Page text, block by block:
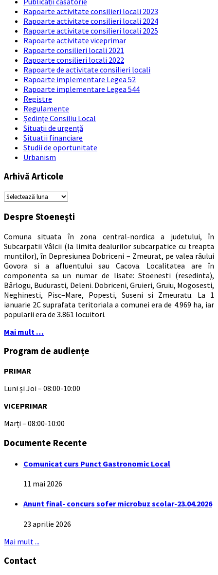
Rapoarte activitate consilieri locali 2023
Rapoarte activitate consilieri locali 2024
Rapoarte activitate consilieri locali 2025
Rapoarte activitate viceprimar
Rapoarte consilieri locali 2021
Rapoarte consilieri locali 2022
Rapoarte de activitate consilieri locali
Rapoarte implementare Legea 52
Rapoarte implementare Legea 544
Registre
Regulamente
Ședințe Consiliu Local
Situații de urgență
Situatii financiare
Studii de oportunitate
Urbanism
Arhivă Articole
Arhivă
Despre Stoenești
Comuna situata în zona central-nordica a judetului, în
Subcarpatii Vâlcii (la limita dealurilor subcarpatice cu treapta
muntilor), în Depresiunea Dobriceni – Zmeurat, pe valea râului
Govora si a afluentului sau Cacova. Localitatea are în
componenta sa un numar de lisate: Stoenesti (resedinta),
Bârlogu, Budurasti, Deleni. Dobriceni, Gruieri, Gruiu, Mogosesti,
Neghinesti, Pisc–Mare, Popesti, Suseni si Zmeuratu. La 1
ianuarie 2C suprafata teritoriala a comunei era de 4.969 ha, iar
popularii era de 3.861 locuitori.
Mai mult …
Program de audiențe
PRIMAR
Luni și Joi – 08:00-10:00
VICEPRIMAR
Marți – 08:00-10:00
Documente Recente
Comunicat curs Punct Gastronomic Local
11 mai 2026
Anunt final- concurs sofer microbuz scolar-23.04.2026
23 aprilie 2026
Mai mult ...
Contact